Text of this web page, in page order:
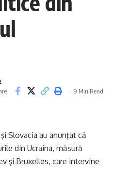
9 Min Read
Slovacia au anunţat că
din Ucraina, măsură
şi Bruxelles, care intervine